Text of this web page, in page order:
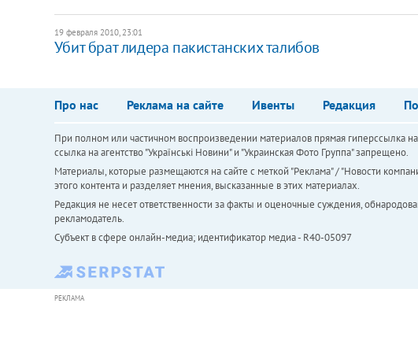
19 февраля 2010, 23:01
Убит брат лидера пакистанских талибов
Про нас Реклама на сайте Ивенты Редакция
При полном или частичном воспроизведении материалов прямая гиперссылка
ссылка на агентство "Українськi Новини" и "Украинская Фото Группа" запрещено.
Материалы, которые размещаются на сайте с меткой "Реклама" / "Новости
этого контента и разделяет мнения, высказанные в этих материалах.
Редакция не несет ответственности за факты и оценочные суждения,
рекламодатель.
Субъект в сфере онлайн-медиа; идентификатор медиа - R40-05097
РЕКЛАМА